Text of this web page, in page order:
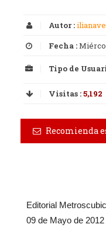
Autor :ilianave
Fecha :
Tipo de
Visitas :5,192
Recomienda
Editorial
09 de Mayo de 2012